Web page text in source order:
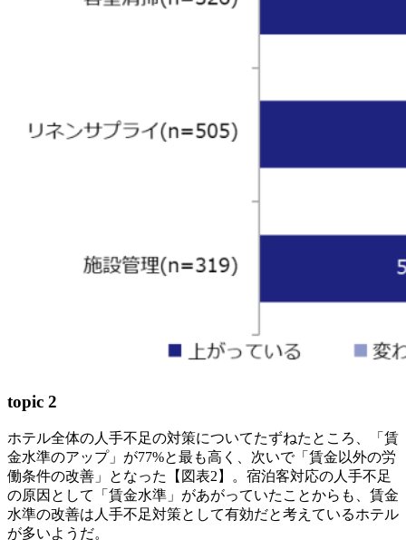
topic 2
ホテル全体の人手不足の対策についてたずねたところ、「賃
金水準のアップ」が77%と最も高く、次いで「賃金以外の労
働条件の改善」となった【図表2】。宿泊客対応の人手不足
の原因として「賃金水準」があがっていたことからも、賃金
水準の改善は人手不足対策として有効だと考えているホテル
が多いようだ。